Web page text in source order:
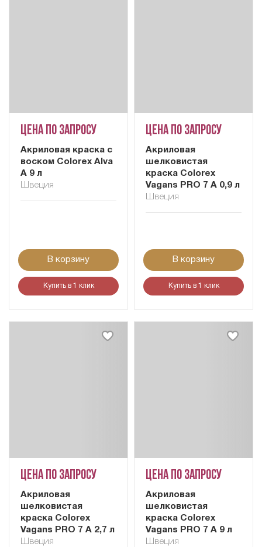
Цена по запросу
Акриловая краска с
воском Colorex Alva
A 9 л
Швеция
В корзину
Купить в 1 клик
Цена по запросу
Акриловая
шелковистая
краска Colorex
Vagans PRO 7 A 0,9 л
Швеция
В корзину
Купить в 1 клик
Цена по запросу
Акриловая
шелковистая
краска Colorex
Vagans PRO 7 A 2,7 л
Швеция
Цена по запросу
Акриловая
шелковистая
краска Colorex
Vagans PRO 7 A 9 л
Швеция